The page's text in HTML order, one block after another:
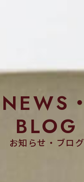
NEWS・
BLOG
お知らせ・ブログ